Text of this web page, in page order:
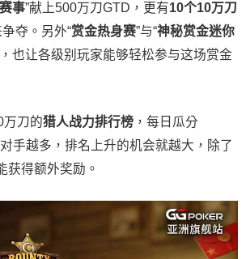
事”献上500万刀GTD，更有10个10万刀
夺。另外“赏金热身赛”与“神秘赏金迷你
也让各级别玩家能够轻松参与这场赏金
万刀的猎人战力排行榜 ，每日瓜分
手越多，排名上升的机会就越大，除了
获得额外奖励。